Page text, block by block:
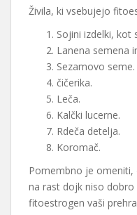
Živila, ki vsebujejo
Sojini izdelki,
Lanena semena
Sezamovo seme.
čičerika.
Leča.
Kalčki lucerne.
Rdeča detelja.
Koromač.
Pomembno je omeniti,
na rast dojk niso
fitoestrogen vaši